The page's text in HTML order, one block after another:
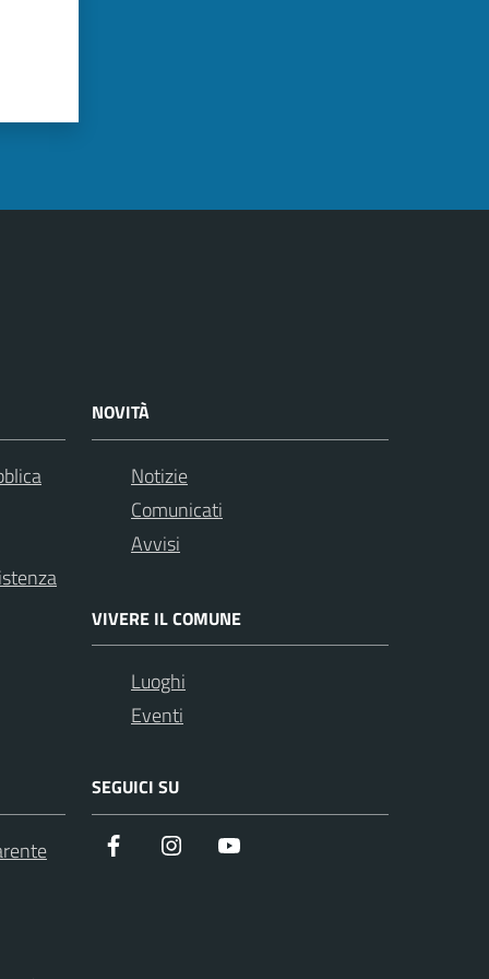
NOVITÀ
Notizie
Comunicati
Avvisi
VIVERE IL COMUNE
Luoghi
Eventi
SEGUICI SU
Facebook instagram